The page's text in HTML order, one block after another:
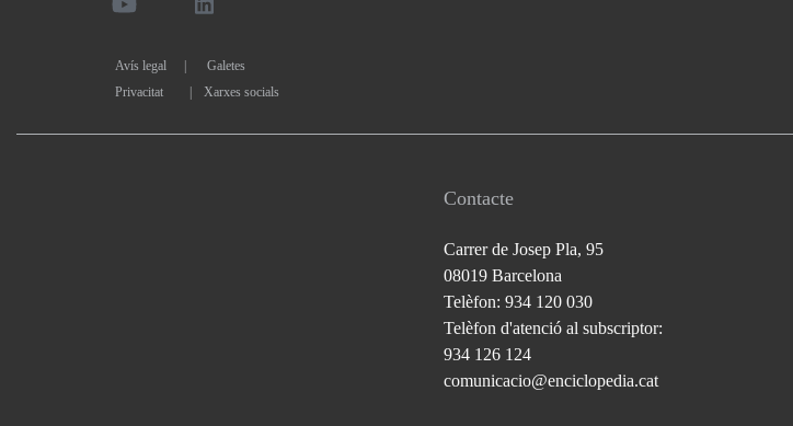
Avís legal
Galetes
Privacitat
| Xarxes socials
Contacte
Carrer de Josep Pla, 95
08019 Barcelona
Telèfon: 934 120 030
Telèfon d'atenció al subscriptor:
934 126 124
comunicacio@enciclopedia.cat